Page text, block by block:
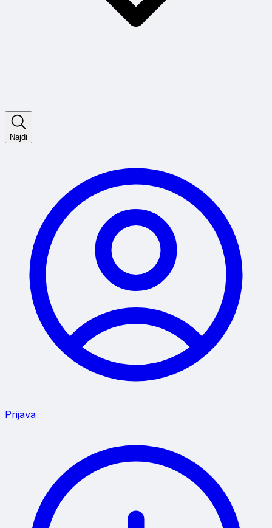
Najdi
Prijava